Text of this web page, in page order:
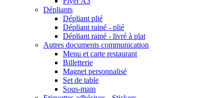
Dépliants
Dépliant plié
Dépliant rainé - plié
Dépliant rainé - livré à plat
Autres documents communication
Menu et carte restaurant
Billetterie
Magnet personnalisé
Set de table
Sous-main